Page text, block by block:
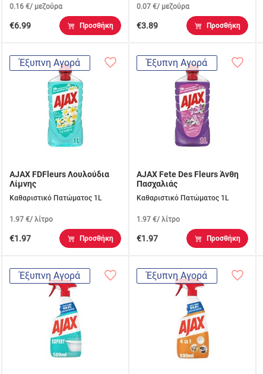
0.16 €/ μεζούρα
€6.99 Προσθήκη
0.07 €/ μεζούρα
€3.89 Προσθήκη
Έξυπνη Αγορά
AJAX FDFleurs Λουλούδια
Λίμνης
Καθαριστικό Πατώματος 1L
1.97 €/ λίτρο
€1.97 Προσθήκη
Έξυπνη Αγορά
AJAX Fete Des Fleurs Άνθη
Πασχαλιάς
Καθαριστικό Πατώματος 1L
1.97 €/ λίτρο
€1.97 Προσθήκη
Έξυπνη Αγορά Έξυπνη Αγορά